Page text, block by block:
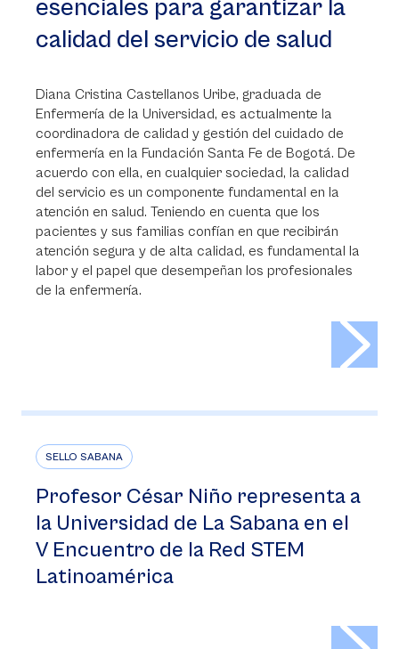
esenciales para garantizar la
calidad del servicio de salud
Diana Cristina Castellanos Uribe, graduada de
Enfermería de la Universidad, es actualmente la
coordinadora de calidad y gestión del cuidado de
enfermería en la Fundación Santa Fe de Bogotá. De
acuerdo con ella, en cualquier sociedad, la calidad
del servicio es un componente fundamental en la
atención en salud. Teniendo en cuenta que los
pacientes y sus familias confían en que recibirán
atención segura y de alta calidad, es fundamental la
labor y el papel que desempeñan los profesionales
de la enfermería.
SELLO SABANA
Profesor César Niño representa a
la Universidad de La Sabana en el
V Encuentro de la Red STEM
Latinoamérica